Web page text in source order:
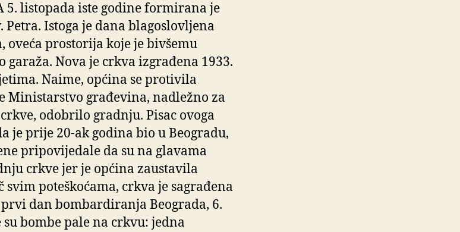
5. listopada iste godine formirana je
Petra. Istoga je dana blagoslovljena
oveća prostorija koje je bivšemu
Nova je crkva izgrađena 1933.
Naime, općina se protivila
Ministarstvo građevina, nadležno za
odobrilo gradnju. Pisac ovoga
je prije 20-ak godina bio u Beogradu,
pripovijedale da su na glavama
crkve jer je općina zaustavila
svim poteškoćama, crkva je sagrađena
dan bombardiranja Beograda, 6.
bombe pale na crkvu: jedna